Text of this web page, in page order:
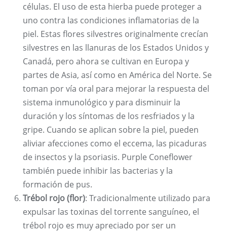
células. El uso de esta hierba puede proteger a
uno contra las condiciones inflamatorias de la
piel. Estas flores silvestres originalmente crecían
silvestres en las llanuras de los Estados Unidos y
Canadá, pero ahora se cultivan en Europa y
partes de Asia, así como en América del Norte. Se
toman por vía oral para mejorar la respuesta del
sistema inmunológico y para disminuir la
duración y los síntomas de los resfriados y la
gripe. Cuando se aplican sobre la piel, pueden
aliviar afecciones como el eccema, las picaduras
de insectos y la psoriasis. Purple Coneflower
también puede inhibir las bacterias y la
formación de pus.
Trébol rojo (flor): Tradicionalmente utilizado para
expulsar las toxinas del torrente sanguíneo, el
trébol rojo es muy apreciado por ser un